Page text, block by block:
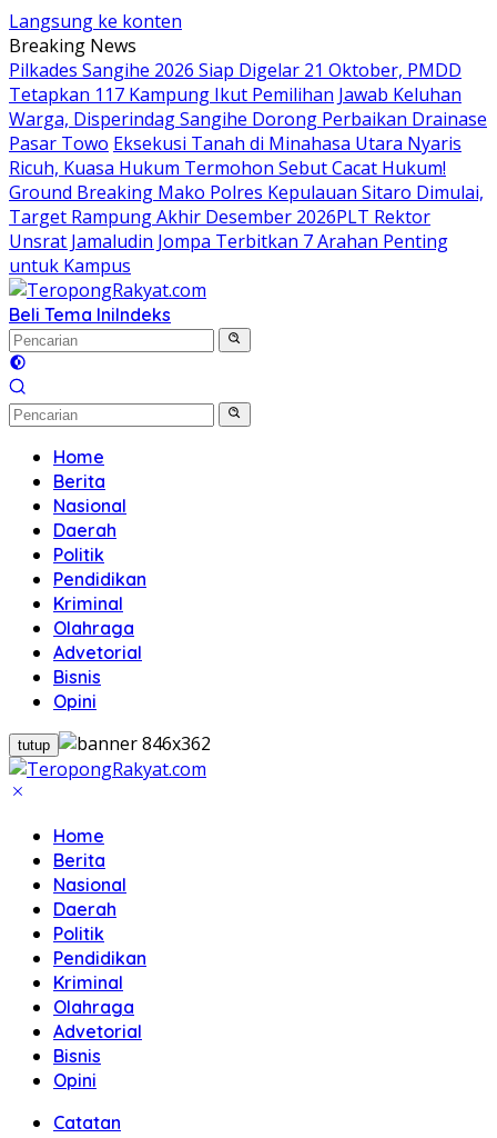
Langsung ke konten
Breaking News
Pilkades Sangihe 2026 Siap Digelar 21 Oktober, PMDD
Tetapkan 117 Kampung Ikut Pemilihan Jawab Keluhan
Warga, Disperindag Sangihe Dorong Perbaikan Drainase
Pasar Towo Eksekusi Tanah di Minahasa Utara Nyaris
Ricuh, Kuasa Hukum Termohon Sebut Cacat Hukum!
Ground Breaking Mako Polres Kepulauan Sitaro Dimulai,
Target Rampung Akhir Desember 2026​PLT Rektor
Unsrat Jamaludin Jompa Terbitkan 7 Arahan Penting
untuk Kampus
Beli Tema IniIndeks
Home
Berita
Nasional
Daerah
Politik
Pendidikan
Kriminal
Olahraga
Advetorial
Bisnis
Opini
tutup
Home
Berita
Nasional
Daerah
Politik
Pendidikan
Kriminal
Olahraga
Advetorial
Bisnis
Opini
Catatan